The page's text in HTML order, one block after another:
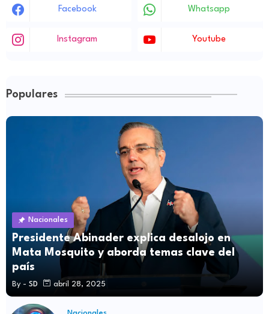
Facebook Whatsapp
Instagram Youtube
Populares
Nacionales
Presidente Abinader explica desalojo en
Mata Mosquito y aborda temas clave del
país
By - SD abril 28, 2025